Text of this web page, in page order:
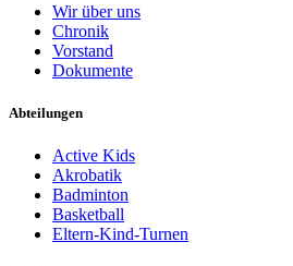
Wir über uns
Chronik
Vorstand
Dokumente
Abteilungen
Active Kids
Akrobatik
Badminton
Basketball
Eltern-Kind-Turnen